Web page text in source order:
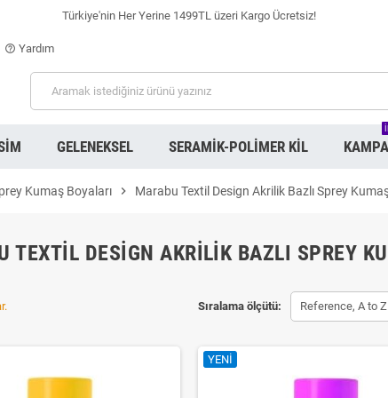
Türkiye'nin Her Yerine 1499TL üzeri Kargo Ücretsiz!
help_outline Yardım
GELENEKSEL SERAMIK-POLIMER KIL
Kumaş Boyaları chevron_right Marabu Textil Design Akrilik Bazlı Sprey
TEXTIL DESIGN AKRILIK BAZLI SPREY
Sıralama ölçütü: Reference, A to Z
YENI